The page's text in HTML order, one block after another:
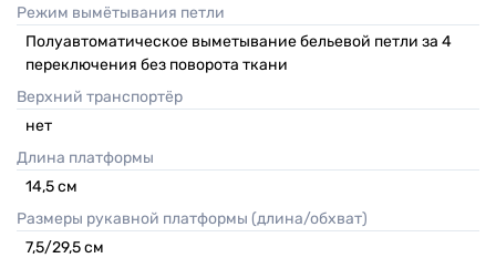
Режим вымётывания петли
Полуавтоматическое выметывание бельевой петли за 4
переключения без поворота ткани
Верхний транспортёр
нет
Длина платформы
14,5см
Размеры рукавной платформы (длина/обхват)
7,5/29,5см